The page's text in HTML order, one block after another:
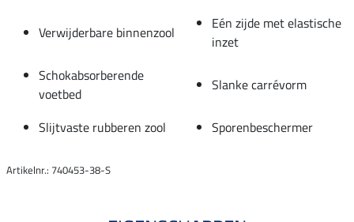
Verwijderbare binnenzool
Eén zijde met elastische
inzet
Schokabsorberende
voetbed
Slanke carrévorm
Slijtvaste rubberen zool Sporenbeschermer
Artikelnr.: 740453-38-S